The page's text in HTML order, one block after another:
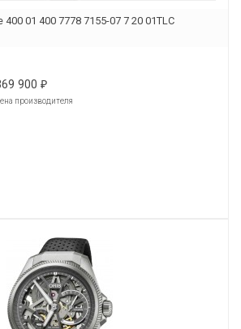
400 01 400 7778 7155-07 7 20 01TLC
900 ₽
производителя